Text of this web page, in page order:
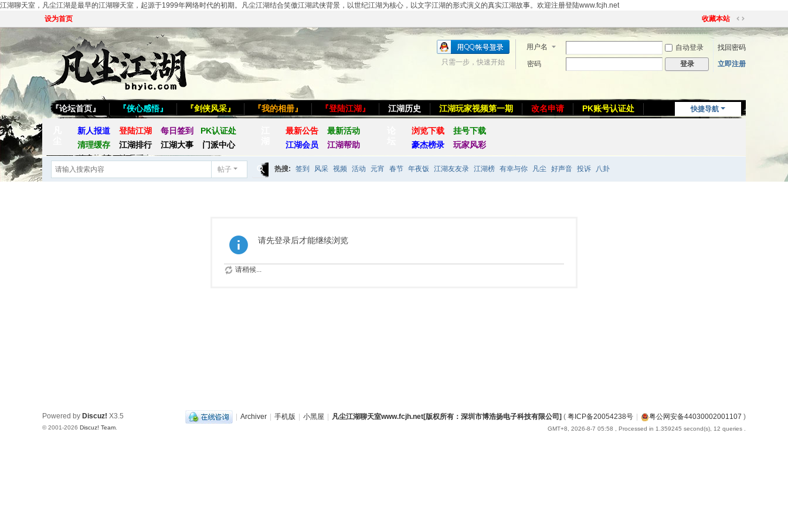
江湖聊天室，凡尘江湖是最早的江湖聊天室，起源于1999年网络时代的初期。凡尘江湖结合笑傲江湖武侠背景，以世纪江湖为核心，以文字江湖的形式演义的真实江湖故事。欢迎注册登陆www.fcjh.net
设为首页
收藏本站
切
换
到
宽
用户名 自动登录
找回密码
密码
登录 立即注册
只需一步，快速开始
快捷导航
『论坛首页』 『侠心感悟』 『剑侠风采』 『我的相册』 『登陆江湖』 江湖历史 江湖玩家视频第一期 改名申请 PK账号认证处
新人报道 登陆江湖 每日签到
PK认证处
清理缓存
江湖排行 江湖大事
门派中心
侠客资料
清理缓存
最新公告
最新活动
江湖会员
江湖帮助
浏览下载
挂号下载
豪杰榜录
玩家风彩
帖子 热搜: 签到 风采 视频 活动 元宵 春节 年夜饭 江湖友友录 江湖榜 有幸与你 凡尘 好声音 投诉 八卦
请先登录后才能继续浏览
请稍候...
| Archiver | 手机版 | 小黑屋 | 凡尘江湖聊天室www.fcjh.net[版权所有：深圳市博浩扬电子科技有限公司] ( 粤ICP备20054238号 | 粤公网安备44030002001107 )
GMT+8, 2026-8-7 05:58 , Processed in 1.359245 second(s), 12 queries .
Powered by Discuz! X3.5
© 2001-2026 Discuz! Team